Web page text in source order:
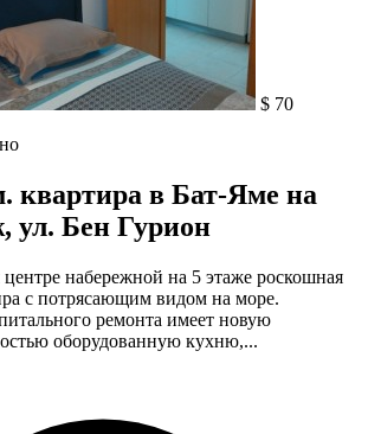
$ 70
квартира в Бат-Яме на
ул. Бен Гурион
набережной на 5 этаже роскошная
с потрясающим видом на море.
ремонта имеет новую
оборудованную кухню,...